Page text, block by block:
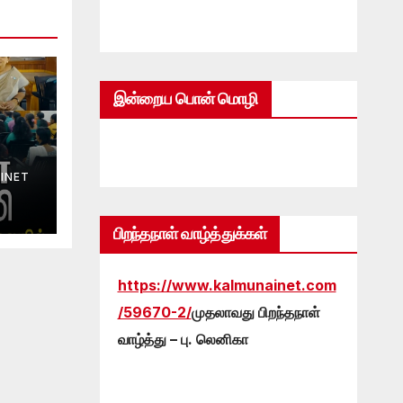
இன்றைய பொன் மொழி
பிறந்தநாள் வாழ்த்துக்கள்
https://www.kalmunainet.com
/59670-2/முதலாவது பிறந்தநாள்
வாழ்த்து – பு. லெனிகா